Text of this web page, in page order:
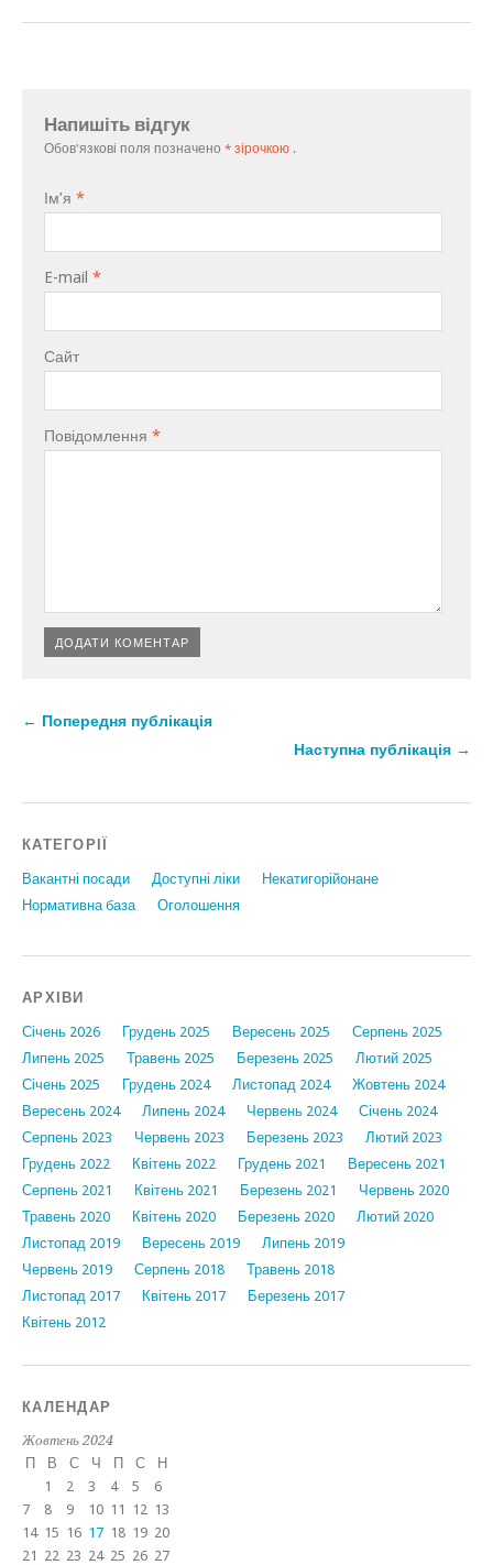
Напишіть відгук
Обов'язкові поля позначено * зірочкою .
Ім’я *
E-mail *
Сайт
Повідомлення *
← Попередня публікація
Наступна публікація →
КАТЕГОРІЇ
Вакантні посади Доступні ліки
Некатигорійонане
Нормативна база
Оголошення
АРХІВИ
Січень 2026 Грудень 2025 Вересень 2025
Серпень 2025
Липень 2025
Травень 2025 Березень 2025
Лютий 2025
Січень 2025
Грудень 2024 Листопад 2024
Жовтень 2024
Вересень 2024
Липень 2024 Червень 2024
Січень 2024
Серпень 2023
Червень 2023 Березень 2023
Лютий 2023
Грудень 2022
Квітень 2022 Грудень 2021
Вересень 2021
Серпень 2021
Квітень 2021 Березень 2021
Червень 2020
Травень 2020
Квітень 2020 Березень 2020
Лютий 2020
Листопад 2019
Вересень 2019
Липень 2019
Червень 2019
Серпень 2018
Травень 2018
Листопад 2017
Квітень 2017
Березень 2017
Квітень 2012
КАЛЕНДАР
Жовтень 2024
П
В С Ч П С Н
1 2 3 4 5
6
7
8 9 10 11 12 13
14 15 16 17 18 19 20
21 22 23 24 25 26 27